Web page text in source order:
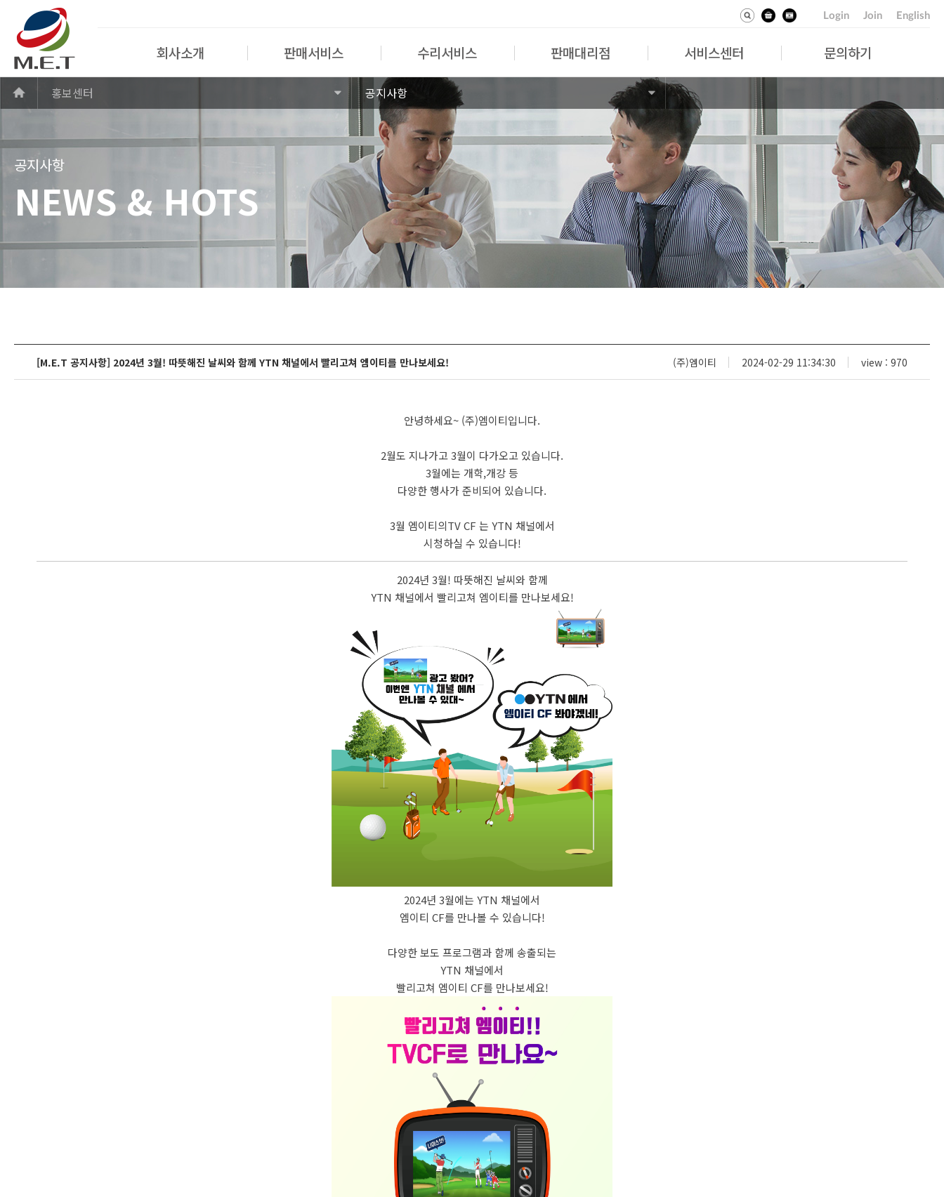
Login Join English
회사소개 판매서비스 수리서비스 판매대리점 서비스센터 문의하기
홍보센터 공지사항
공지사항
NEWS & HOTS
[M.E.T 공지사항] 2024년 3월! 따뜻해진 날씨와 함께 YTN 채널에서 빨리고쳐 엠이티를 만나보세요! (주)엠이티 2024-02-29 11:34:30 view : 970
안녕하세요~ (주)엠이티입니다.
2월도 지나가고 3월이 다가오고 있습니다.
3월에는 개학,개강 등
다양한 행사가 준비되어 있습니다.
3월 엠이티의TV CF 는 YTN 채널에서
시청하실 수 있습니다!
2024년 3월! 따뜻해진 날씨와 함께
YTN 채널에서 빨리고쳐 엠이티를 만나보세요!
2024년 3월에는 YTN 채널에서
엠이티 CF를 만나볼 수 있습니다!
다양한 보도 프로그램과 함께 송출되는
YTN 채널에서
빨리고쳐 엠이티 CF를 만나보세요!